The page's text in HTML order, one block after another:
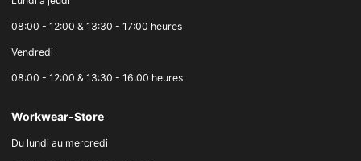
08:00 - 12:00 & 13:30 - 17:00 heures
Vendredi
08:00 - 12:00 & 13:30 - 16:00 heures
Workwear-Store
Du lundi au mercredi